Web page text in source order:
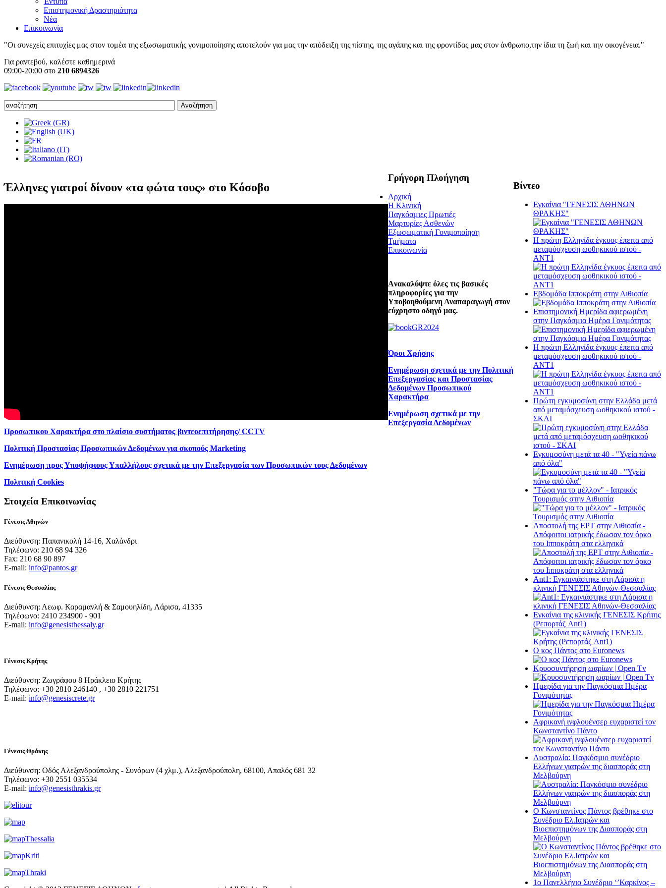
Επιστημονική Δραστηριότητα
Νέα
Επικοινωνία
"Οι συνεχείς επιτυχίες μας στον τομέα της εξωσωματικής γονιμοποίησης αποτελούν για μας την απόδειξη της πίστης, της αγάπης και της φροντίδας μας στον άνθρωπο,την ίδια τη ζωή και την οικογένεια."
Για ραντεβού, καλέστε καθημερινά
09:00-20:00 στο 210 6894326
Έλληνες γιατροί δίνουν «τα φώτα τους» στο Κόσοβο Βίντεο
Εγκαίνια "ΓΕΝΕΣΙΣ ΑΘΗΝΩΝ
ΘΡΑΚΗΣ"
Η πρώτη Ελληνίδα έγκυος έπειτα από
μεταμόσχευση ωοθηκικού ιστού -
ΑΝΤ1
Εβδομάδα Ιπποκράτη στην Αιθιοπία
Επιστημονική Ημερίδα αφιερωμένη
στην Παγκόσμια Ημέρα Γονιμότητας
Η πρώτη Ελληνίδα έγκυος έπειτα από
μεταμόσχευση ωοθηκικού ιστού -
ΑΝΤ1
Πρώτη εγκυμοσύνη στην Ελλάδα μετά
από μεταμόσχευση ωοθηκικού ιστού -
ΣΚΑΙ
Εγκυμοσύνη μετά τα 40 - "Υγεία πάνω
από όλα"
"Τώρα για το μέλλον" - Ιατρικός
Τουρισμός στην Αιθιοπία
Αποστολή της ΕΡΤ στην Αιθιοπία -
Απόφοιτοι ιατρικής έδωσαν τον όρκο
του Ιπποκράτη στα ελληνικά
Ant1: Εγκαινιάστηκε στη Λάρισα η
κλινική ΓΕΝΕΣΙΣ Αθηνών-Θεσσαλίας
Εγκαίνια της κλινικής ΓΕΝΕΣΙΣ Κρήτης
(Ρεπορτάζ Ant1)
Ο κος Πάντος στο Euronews
Κρυοσυντήρηση ωαρίων | Open Tv
Ημερίδα για την Παγκόσμια Ημέρα
Γονιμότητας
Αφρικανή ινφλουένσερ ευχαριστεί τον
Κωνσταντίνο Πάντο
Αυστραλία: Παγκόσμιο συνέδριο
Ελλήνων γιατρών της διασποράς στη
Μελβούρνη
Ο Κωνσταντίνος Πάντος βρέθηκε στο
Συνέδριο Ελ.Iατρών και
Βιοεπιστημόνων της Διασποράς στη
Μελβούρνη
1ο Πανελλήνιο Συνέδριο ‘’Καρκίνος –
Γρήγορη Πλοήγηση
Αρχική
Η Κλινική
Παγκόσμιες Πρωτιές
Μαρτυρίες Ασθενών
Εξωσωματική Γονιμοποίηση
Τμήματα
Επικοινωνία
Aνακαλύψτε όλες τις βασικές
πληροφορίες για την
Υποβοηθούμενη Αναπαραγωγή στον
εύχρηστο οδηγό μας.
Όροι Χρήσης
Ενημέρωση σχετικά με την Πολιτική
Επεξεργασίας και Προστασίας
Δεδομένων Προσωπικού
Χαρακτήρα
Ενημέρωση σχετικά με την
Επεξεργασία Δεδομένων
Προσωπικου Χαρακτήρα στο πλαίσιο συστήματος βιντεοεπιτήρησης/ CCTV
Πολιτική Προστασίας Προσωπικών Δεδομένων για σκοπούς Marketing
Ενημέρωση προς Υποψήφιους Υπαλλήλους σχετικά με την Επεξεργασία των Προσωπικών τους Δεδομένων
Πολιτική Cookies
Στοιχεία Επικοινωνίας
Γένεσις Αθηνών
Διεύθυνση: Παπανικολή 14-16, Χαλάνδρι
Τηλέφωνο: 210 68 94 326
Fax: 210 68 90 897
E-mail: info@pantos.gr
Γένεσις Θεσσαλίας
Διεύθυνση: Λεωφ. Καραμανλή & Σαμουηλίδη, Λάρισα, 41335
Τηλέφωνο: 2410 234900 - 901
E-mail: info@genesisthessaly.gr
Γένεσις Κρήτης
Διεύθυνση: Ζωγράφου 8 Ηράκλειο Κρήτης
Τηλέφωνο: +30 2810 246140 , +30 2810 221751
E-mail: info@genesiscrete.gr
Γένεσις Θράκης
Διεύθυνση: Οδός Αλεξανδρούπολης - Συνόρων (4 χλμ.), Αλεξανδρούπολη, 68100, Απαλός 681 32
Τηλέφωνο: +30 2551 035534
E-mail: info@genesisthrakis.gr